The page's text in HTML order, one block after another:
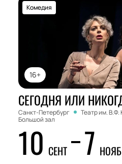
16+
Комедия
СЕГОДНЯ ИЛИ
Санкт-Петербург
Театр им.
Большой зал
10 СЕНТ 7 НОЯБ